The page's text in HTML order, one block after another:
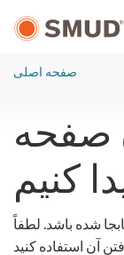
اصلیصفحه اصلی
صفحه
شده باشد. لطفاً